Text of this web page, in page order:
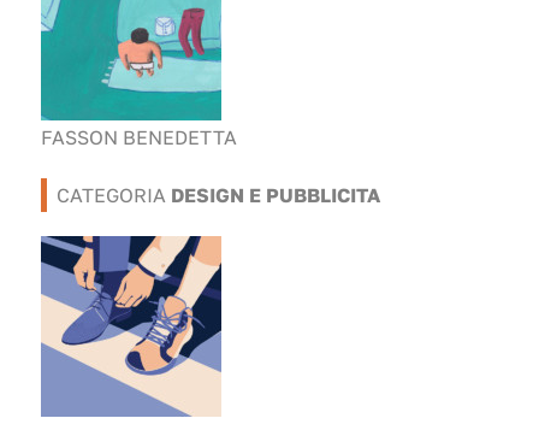
FASSON BENEDETTA
CATEGORIA DESIGN E PUBBLICITA